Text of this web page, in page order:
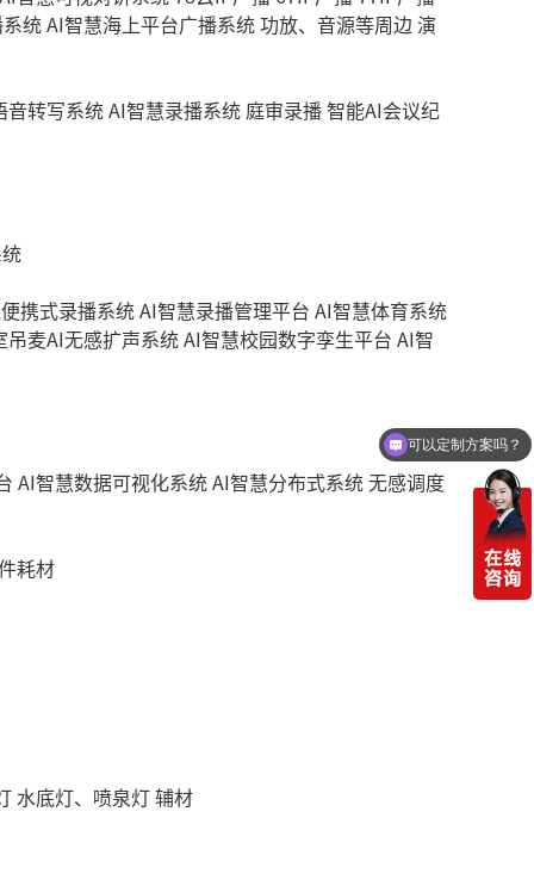
统AI智慧海上平台广播系统功放、音源等周边演
音转写系统AI智慧录播系统 庭审录播智能AI会议纪
携式录播系统AI智慧录播管理平台 AI智慧体育系统
吊麦AI无感扩声系统AI智慧校园数字孪生平台 AI智
AI智慧数据可视化系统AI智慧分布式系统无感调度
耗材
水底灯、喷泉灯辅材
你们电话多少